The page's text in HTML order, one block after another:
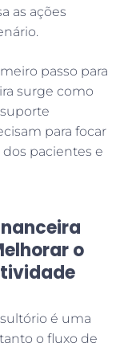
as ações
passo para
surge como
para focar
pacientes e
o
é uma
o fluxo de